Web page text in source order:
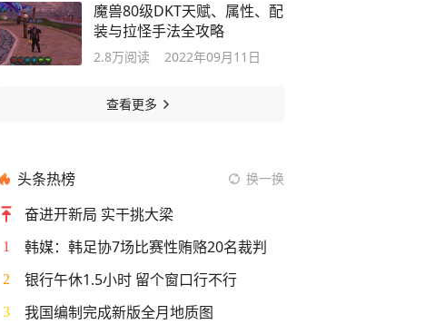
魔兽80级DKT天赋、属性、配
装与拉怪手法全攻略
2.8万阅读 2022年09月11日
查看更多
头条热榜 换一换
奋进开新局 实干挑大梁
1 韩媒：韩足协7场比赛性贿赂20名裁判
2 银行午休1.5小时 留个窗口行不行
3 我国编制完成新版全月地质图